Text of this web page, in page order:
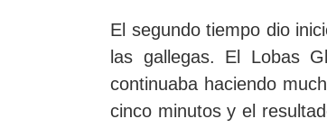
El segundo tiempo dio
las gallegas. El Lobas
continuaba haciendo
cinco minutos y el